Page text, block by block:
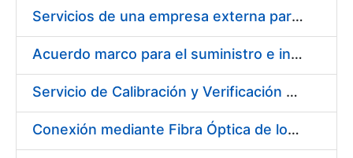
Servicios de una empresa externa para el asesoramiento y resolución de los recursos de alzada que se presentan relacionados con procesos de selección para la FNMT-RCM
Acuerdo marco para el suministro e instalación de persianas, estores y otros complementos
Servicio de Calibración y Verificación Externa de los Equipos de Medición del Servicio de Prevención de la FNMT-RCM
Conexión mediante Fibra Óptica de los Centros de Proceso de Datos (CPDs) de las sedes de la FNMT-RCM de Burgos y Madrid